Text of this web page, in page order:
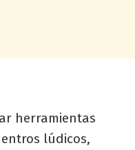
herramientas
lúdicos,